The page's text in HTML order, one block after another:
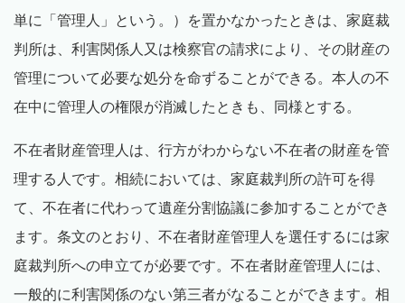
単に「管理人」という。）を置かなかったときは、家庭裁
判所は、利害関係人又は検察官の請求により、その財産の
管理について必要な処分を命ずることができる。本人の不
在中に管理人の権限が消滅したときも、同様とする。
不在者財産管理人は、行方がわからない不在者の財産を管
理する人です。相続においては、家庭裁判所の許可を得
て、不在者に代わって遺産分割協議に参加することができ
ます。条文のとおり、不在者財産管理人を選任するには家
庭裁判所への申立てが必要です。不在者財産管理人には、
一般的に利害関係のない第三者がなることができます。相